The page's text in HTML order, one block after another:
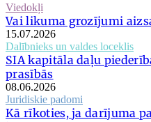
Viedokļi
Vai likuma grozījumi
15.07.2026
Dalībnieks un valdes loceklis
SIA kapitāla daļu
prasībās
08.06.2026
Juridiskie padomi
Kā rīkoties, ja darījuma